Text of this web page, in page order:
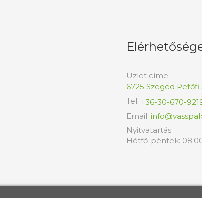
Üzlet címe:
6725 Szeged Petőfi
Tel: +36-30-670-
Email:
Nyitvatartás:
Hétfő-péntek: